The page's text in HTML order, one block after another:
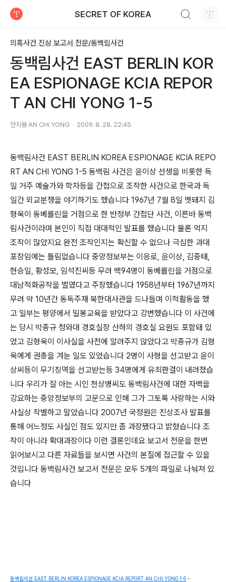
SECRET OF KOREA
의혹사건 진상 보고서 전문/동백림사건
동백림사건 EAST BERLIN KOR
EA ESPIONAGE KCIA REPOR
T AN CHI YONG 1-5
안치용 AN CHI YONG 2009. 8. 28. 22:45
동백림사건 EAST BERLIN KOREA ESPIONAGE KCIA REPO
RT AN CHI YONG 1-5 동백림 사건은 윤이상 선생을 비롯한 독
일 거주 예술가와 학자등을 간첩으로 조작한 사건으로 한국과 독
일간 외교분쟁을 야기하기도 했습니다 1967년 7월 8일 멧돼지 김
형욱이 동베를린을 거점으로 한 반정부 간첩단 사건, 이른바 동백
림사건이라며 본인이 직접 대대적인 발표를 했습니다 물론 억지
조작이 많았지요 완전 조작인지는 확신할 수 없으나 극심한 과대
포장임에는 틀림없습니다 중앙정보부는 이응로, 윤이상, 김중태,
현승일, 황성모, 임석진씨등 무려 백94명이 동베를린을 거점으로
대남적화공작을 벌였다고 주장했습니다 1958년부터 1967년까지
무려 약 10년간 동독주재 북한대사관을 드나들며 이적활동을 했
고 일부는 평양에서 밀봉교육을 받았다고 강변했습니다 이 사건에
는 당시 박종규 청와대 경호실장 산하의 경호실 요원도 포함돼 있
었고 김형욱이 이사실을 사전에 알려주지 않았다고 박종규가 김형
욱에게 권총을 겨눈 일도 있었습니다 2명이 사형을 선고받고 윤이
상씨등이 무기징역을 선고받는등 34명에게 유죄판결이 내려졌습
니다 우리가 잘 아는 시인 천상병씨도 동백림사건에 대한 자백을
강요하는 중앙정보부의 고문으로 인해 그가 그토록 사랑하는 시와
사실상 작별하고 말았습니다 2007년 국정원은 진상조사 발표를
통해 어느정도 사실인 점도 있지만 좀 과장됐다고 밝혔습니다 조
작이 아니라 확대과장이다 이런 결론인데요 보고서 전문을 한번
읽어보시고 다른 자료들을 보시면 사건의 본질에 접근할 수 있을
것입니다 동백림사건 보고서 전문은 모두 5개의 파일로 나눠져 있
습니다
동백림사건 EAST BERLIN KOREA ESPIONAGE KCIA REPORT AN CHI YONG 1-5 -